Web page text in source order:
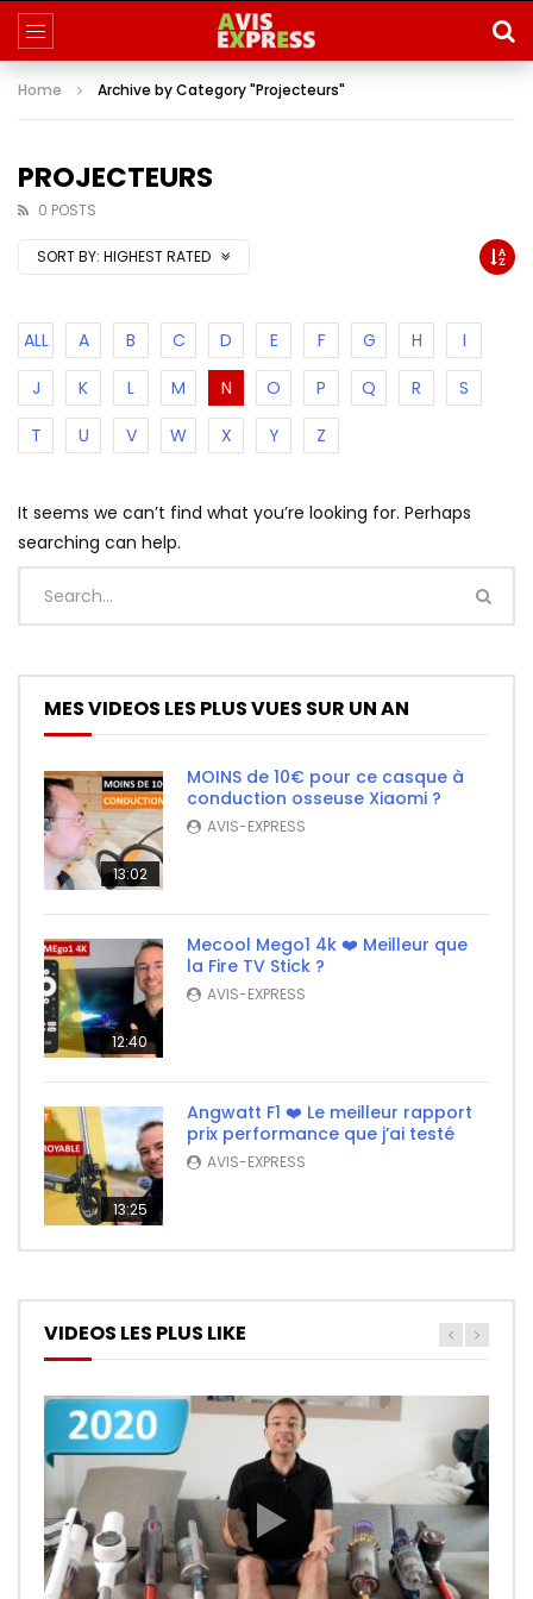
Home Archive by Category "Projecteurs"
PROJECTEURS
0 POSTS
SORT BY: HIGHEST RATED
ALL A B C D E F G H
I
J
K L M N O P Q R
S
T
U V W X Y Z
It seems we can’t find what you’re looking for. Perhaps
searching can help.
MES VIDEOS LES PLUS VUES SUR UN AN
13:02
MOINS de 10€ pour ce casque à
conduction osseuse Xiaomi ?
AVIS-EXPRESS
12:40
Mecool Mego1 4k ❤️ Meilleur que
la Fire TV Stick ?
AVIS-EXPRESS
13:25
Angwatt F1 ❤️ Le meilleur rapport
prix performance que j’ai testé
AVIS-EXPRESS
VIDEOS LES PLUS LIKE